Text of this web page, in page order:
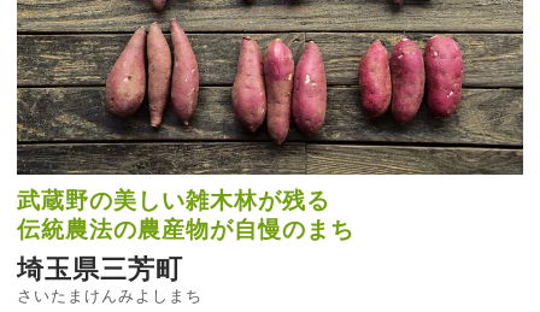
武蔵野の美しい雑木林が残る
伝統農法の農産物が自慢のまち
埼玉県三芳町
さいたまけんみよしまち